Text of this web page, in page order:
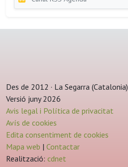
Des de 2012 · La Segarra (Catalonia)
Versió juny 2026
Avis legal i Política de privacitat
Avís de cookies
Edita consentiment de cookies
Mapa web | Contactar
Realització: cdnet